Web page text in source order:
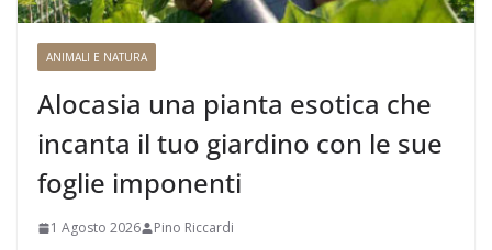
ANIMALI E NATURA
Alocasia una pianta esotica che
incanta il tuo giardino con le sue
foglie imponenti
1 Agosto 2026 Pino Riccardi